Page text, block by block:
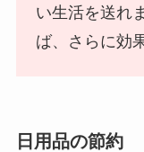
い生活を送れ
ば、さらに効
日用品の節約